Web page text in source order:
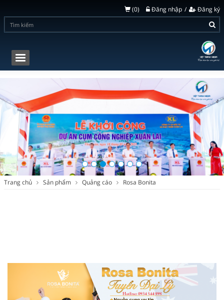
(0) Đăng nhập Đăng ký
Toggle
navigation
Trang chủ Sản phẩm Quảng cáo Rosa Bonita